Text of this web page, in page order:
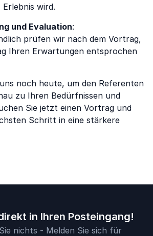
wird.
und Evaluation:
prüfen wir nach dem Vortrag,
Ihren Erwartungen entsprochen
uns noch heute, um den Referenten
zu Ihren Bedürfnissen und
Sie jetzt einen Vortrag und
Schritt in eine stärkere
in Ihren Posteingang!
nichts - Melden Sie sich für